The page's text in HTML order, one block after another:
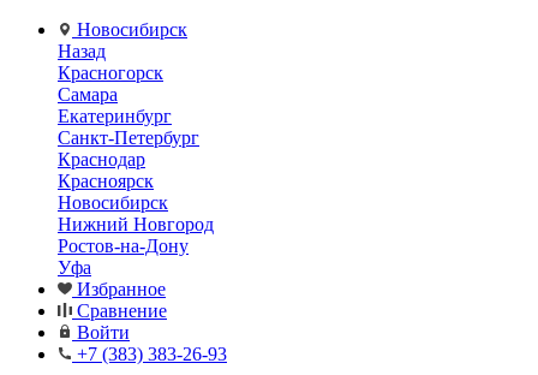
Новосибирск
Назад
Красногорск
Самара
Екатеринбург
Санкт-Петербург
Краснодар
Красноярск
Новосибирск
Нижний Новгород
Ростов-на-Дону
Уфа
Избранное
Сравнение
Войти
+7 (383) 383-26-93